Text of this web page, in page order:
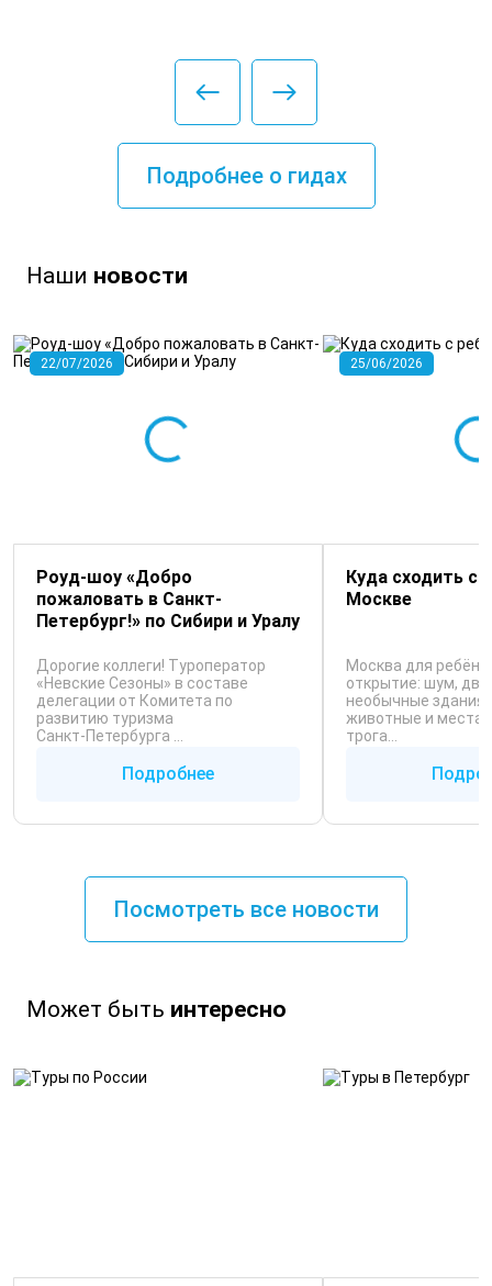
Подробнее о гидах
Наши новости
22/07/2026
Роуд-шоу «Добро
пожаловать в Санкт-
Петербург!» по Сибири и Уралу
Дорогие коллеги! Туроператор
«Невские Сезоны» в составе
делегации от Комитета по
развитию туризма
Санкт‑Петербурга ...
Подробнее
25/06/2026
Куда сходить с
Москве
Москва для
открытие: шум,
необычные
животные и места,
трога...
Посмотреть все новости
Может быть интересно